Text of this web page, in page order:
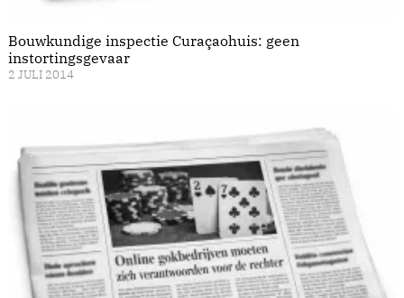
Bouwkundige inspectie Curaçaohuis: geen
instortingsgevaar
2 JULI 2014